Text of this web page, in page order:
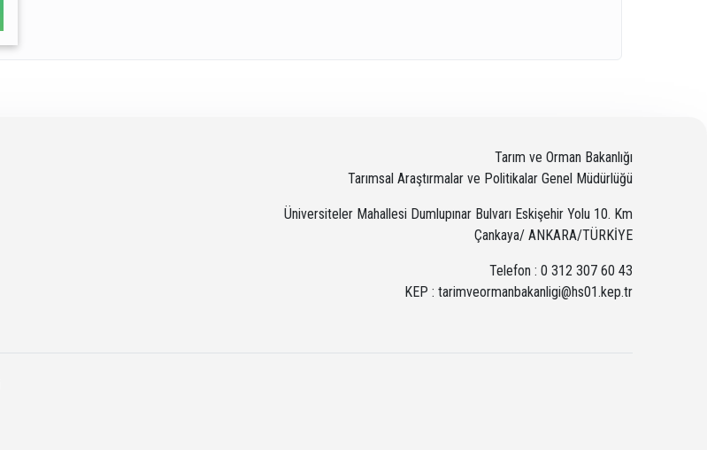
Tarım ve Orman Bakanlığı
Tarımsal Araştırmalar ve Politikalar Genel Müdürlüğü
Üniversiteler Mahallesi Dumlupınar Bulvarı Eskişehir Yolu 10. Km
Çankaya/ ANKARA/TÜRKİYE
Telefon : 0 312 307 60 43
KEP : tarimveormanbakanligi@hs01.kep.tr